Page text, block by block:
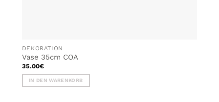
DEKORATION
Vase 35cm COA
35.00€
IN DEN WARENKORB